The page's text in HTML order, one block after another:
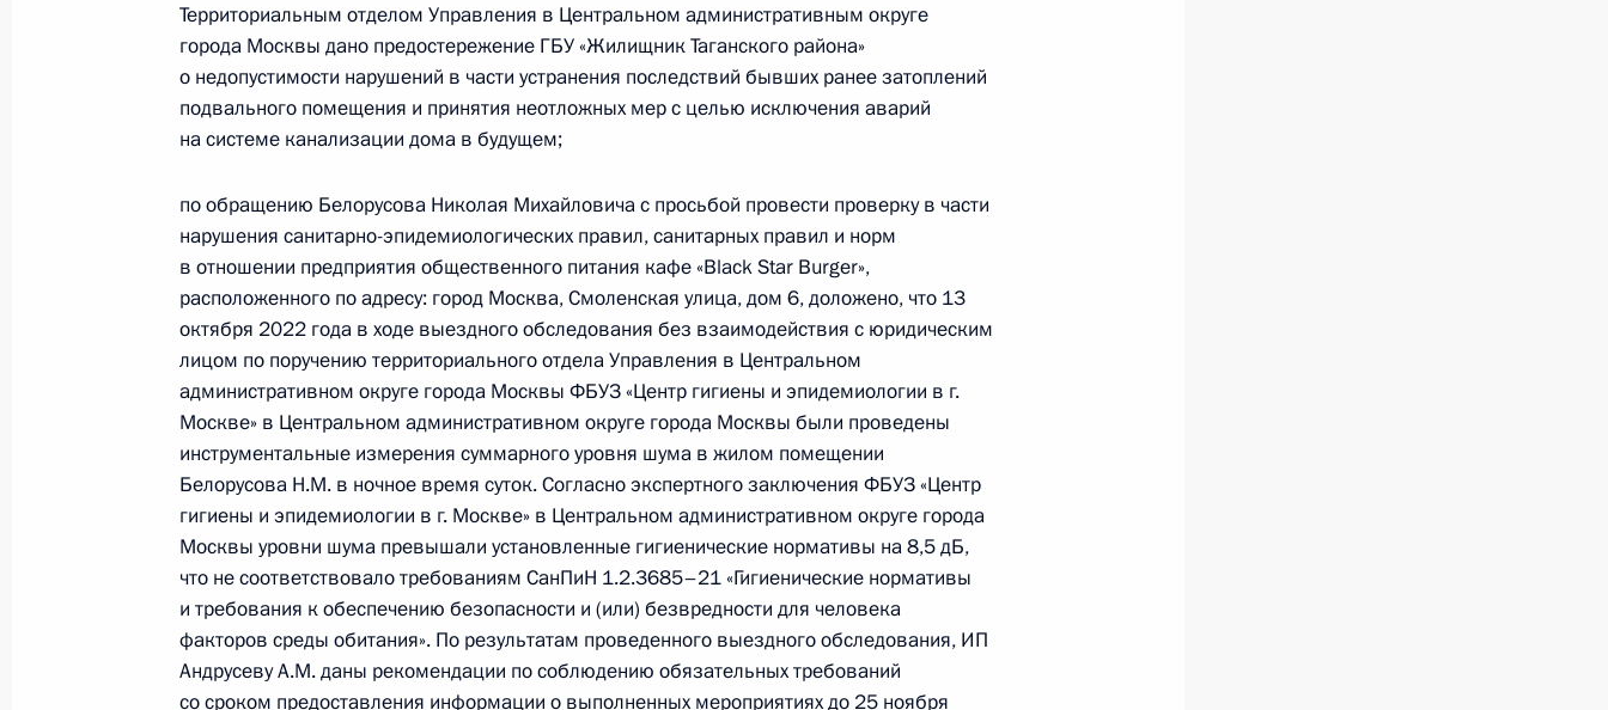
Исполнены поручения, данные по результатам личного приёма, проведённого
по поручению Президента Российской Федерации руководителем Главного
управления Федеральной службы судебных приставов по городу Москве Сергеем
Замородских в Приёмной Президента Российской Федерации по приёму граждан
в Москве 7 декабря 2022 года
27 декабря 2022 года, 18:53
27 декабря 2022 года по поручению Президента Российской Федерации
руководитель Управления Федеральной налоговой службы по Московской области
Екатерина Макарова провела в Приёмной Президента Российской Федерации
по приёму граждан в Москве личный приём граждан
27 декабря 2022 года, 18:53
26 декабря 2022 года, понедельник
О ходе исполнения поручения, данного по итогам личного приёма в режиме видео-
конференц-связи жительницы города Москвы, проведённого по поручению
Президента Российской Федерации помощником Президента Российской
Территориальным отделом Управления в Центральном административным округе
города Москвы дано предостережение ГБУ «Жилищник Таганского района»
о недопустимости нарушений в части устранения последствий бывших ранее затоплений
подвального помещения и принятия неотложных мер с целью исключения аварий
на системе канализации дома в будущем;
по обращению Белорусова Николая Михайловича с просьбой провести проверку в части
нарушения санитарно-эпидемиологических правил, санитарных правил и норм
в отношении предприятия общественного питания кафе «Black Star Burger»,
расположенного по адресу: город Москва, Смоленская улица, дом 6, доложено, что 13
октября 2022 года в ходе выездного обследования без взаимодействия с юридическим
лицом по поручению территориального отдела Управления в Центральном
административном округе города Москвы ФБУЗ «Центр гигиены и эпидемиологии в г.
Москве» в Центральном административном округе города Москвы были проведены
инструментальные измерения суммарного уровня шума в жилом помещении
Белорусова Н.М. в ночное время суток. Согласно экспертного заключения ФБУЗ «Центр
гигиены и эпидемиологии в г. Москве» в Центральном административном округе города
Москвы уровни шума превышали установленные гигиенические нормативы на 8,5 дБ,
что не соответствовало требованиям СанПиН 1.2.3685–21 «Гигиенические нормативы
и требования к обеспечению безопасности и (или) безвредности для человека
факторов среды обитания». По результатам проведенного выездного обследования, ИП
Андрусеву А.М. даны рекомендации по соблюдению обязательных требований
со сроком предоставления информации о выполненных мероприятиях до 25 ноября